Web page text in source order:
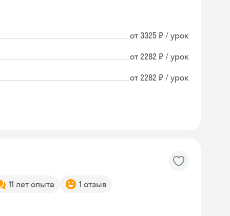
от 3325 ₽ / урок
от 2282 ₽ / урок
от 2282 ₽ / урок
11 лет опыта 1 отзыв